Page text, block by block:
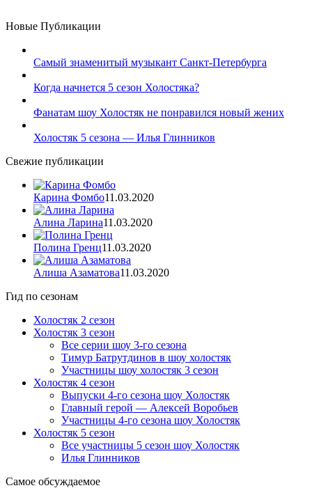
Новые Публикации
Самый знаменитый музыкант Санкт-Петербурга
Когда начнется 5 сезон Холостяка?
Фанатам шоу Холостяк не понравился новый жених
Холостяк 5 сезона — Илья Глинников
Свежие публикации
Карина Фомбо11.03.2020
Алина Ларина11.03.2020
Полина Гренц11.03.2020
Алиша Азаматова11.03.2020
Гид по сезонам
Холостяк 2 сезон
Холостяк 3 сезон
Все серии шоу 3-го сезона
Тимур Батрутдинов в шоу холостяк
Участницы шоу холостяк 3 сезон
Холостяк 4 сезон
Выпуски 4-го сезона шоу Холостяк
Главный герой — Алексей Воробьев
Участницы 4-го сезона шоу Холостяк
Холостяк 5 сезон
Все участницы 5 сезон шоу Холостяк
Илья Глинников
Самое обсуждаемое